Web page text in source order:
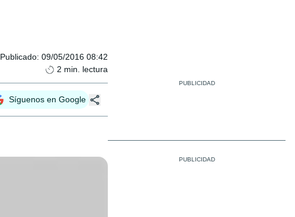
Publicado: 09/05/2016 08:42
2 min. lectura
Síguenos en Google